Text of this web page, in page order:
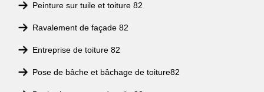
Peinture sur tuile et toiture 82
Ravalement de façade 82
Entreprise de toiture 82
Pose de bâche et bâchage de toiture82